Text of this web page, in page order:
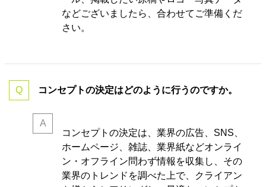
などございましたら、合わせてご準備くだ
さい。
コンセプトの決定はどのように行うのですか。
コンセプトの決定は、業界の広告、SNS、
ホームページ、雑誌、業界紙などオンライ
ン・オフライン問わず情報を収集し、その
業界のトレンドを調べた上で、クライアン